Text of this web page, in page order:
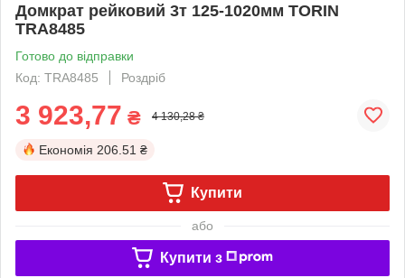
Домкрат рейковий 3т 125-1020мм TORIN
TRA8485
Готово до відправки
Код: TRA8485
Роздріб
3 923,77 ₴ 4 130,28 ₴
Економія 206.51 ₴
Купити
або
Купити з